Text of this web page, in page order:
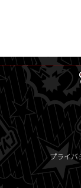
プライバ